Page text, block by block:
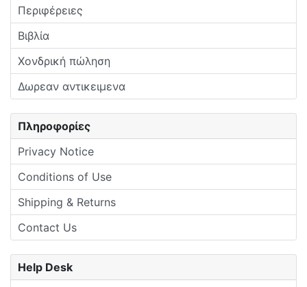
Περιφέρειες
Βιβλία
Χονδρική πώληση
Δωρεαν αντικειμενα
Πληροφορίες
Privacy Notice
Conditions of Use
Shipping & Returns
Contact Us
Help Desk